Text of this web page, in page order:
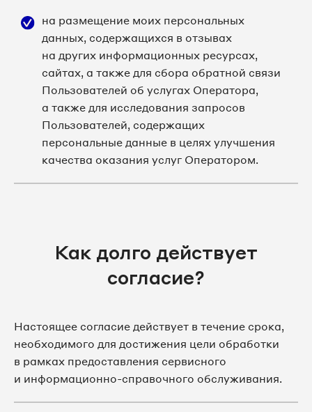
на размещение моих персональных
данных, содержащихся в отзывах
на других информационных ресурсах,
сайтах, а также для сбора обратной связи
Пользователей об услугах Оператора,
а также для исследования запросов
Пользователей, содержащих
персональные данные в целях улучшения
качества оказания услуг Оператором.
Как долго действует
согласие?
Настоящее согласие действует в течение срока,
необходимого для достижения цели обработки
в рамках предоставления сервисного
и информационно-справочного обслуживания.